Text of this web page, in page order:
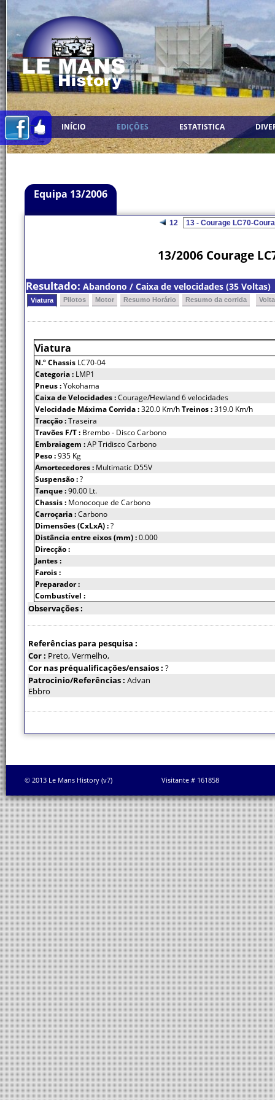
INÍCIO EDIÇÕES ESTATISTICA
Equipa 13/2006
12
13/2006 Courage
Resultado: Abandono / Caixa de velocidades (35 Voltas)
Viatura Pilotos Motor Resumo Horário Resumo da corrida
Viatura
N.º Chassis LC70-04
Categoria : LMP1
Pneus :Yokohama
Caixa de Velocidades :Courage/Hewland 6 velocidades
Velocidade Máxima Corrida :320.0 Km/hTreinos :319.0 Km/h
Tracção :Traseira
Travões F/T : Brembo - Disco Carbono
Embraiagem :AP Tridisco Carbono
Peso :935 Kg
Amortecedores : Multimatic D55V
Suspensão :?
Tanque :90.00 Lt.
Chassis : Monocoque de Carbono
Carroçaria :Carbono
Dimensões (CxLxA) :?
Distância entre eixos (mm) :0.000
Direcção :
Jantes :
Farois :
Preparador :
Combustível :
Observações :
Referências para pesquisa :
Cor : Preto, Vermelho,
Cor nas préqualificações/ensaios : ?
Patrocinio/Referências : Advan
Ebbro
© 2013 Le Mans History (v7) Visitante # 161858